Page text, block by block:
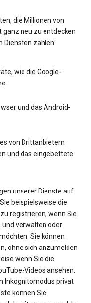
die Millionen von
ganz neu zu entdecken
Diensten zählen:
wie die Google-
und das Android-
von Drittanbietern
und das eingebettete
unserer Dienste auf
beispielsweise die
registrieren, wenn Sie
und verwalten oder
Sie können
ohne sich anzumelden
wenn Sie die
Videos ansehen.
Inkognitomodus privat
können Sie